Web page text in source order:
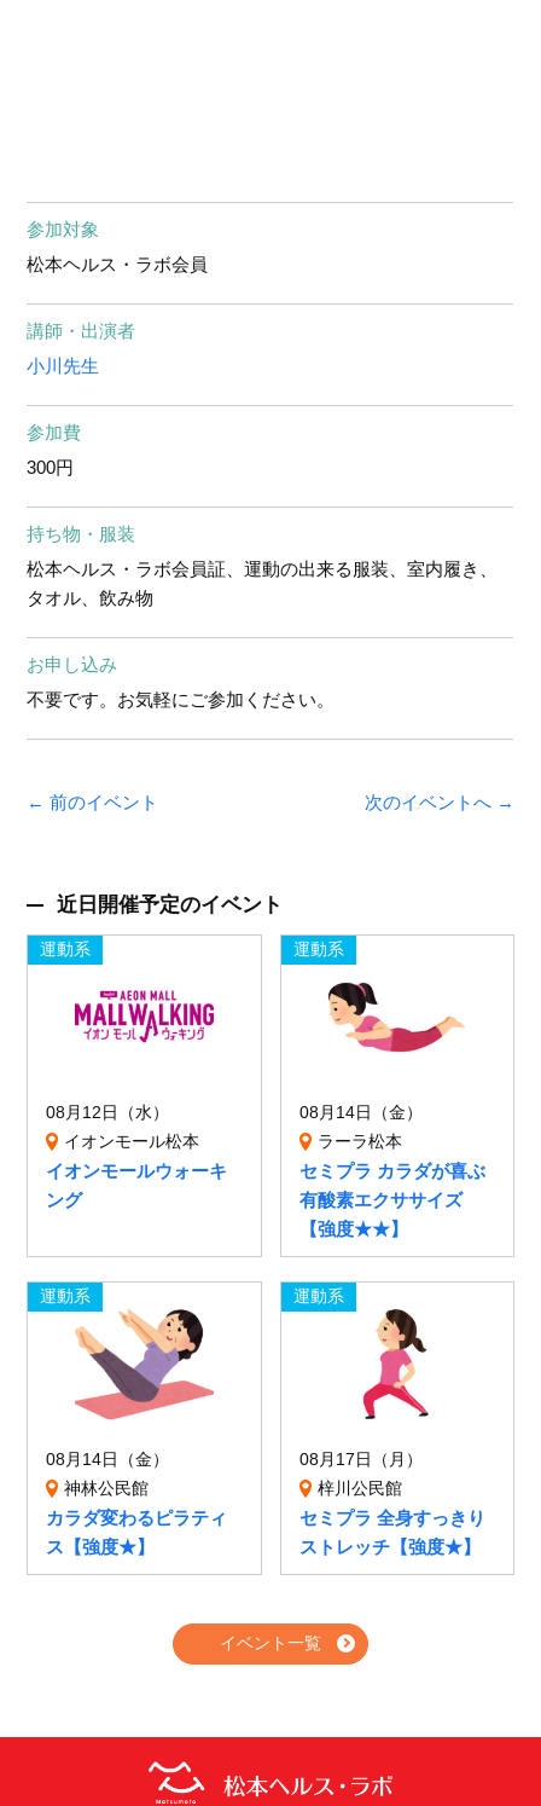
参加対象
松本ヘルス・ラボ会員
講師・出演者
小川先生
参加費
300円
持ち物・服装
松本ヘルス・ラボ会員証、運動の出来る服装、室内履き、
タオル、飲み物
お申し込み
不要です。お気軽にご参加ください。
← 前のイベント 次のイベントへ →
近日開催予定のイベント
運動系
08月12日（水）
イオンモール松本
イオンモールウォーキ
ング
運動系
08月14日（金）
ラーラ松本
セミプラ カラダが喜ぶ
有酸素エクササイズ
【強度★★】
運動系
08月14日（金）
神林公民館
カラダ変わるピラティ
ス【強度★】
運動系
08月17日（月）
梓川公民館
セミプラ 全身すっきり
ストレッチ【強度★】
イベント一覧